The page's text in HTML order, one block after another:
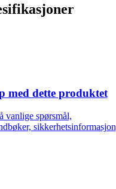
med dette produktet
vanlige spørsmål,
sikkerhetsinformasjon